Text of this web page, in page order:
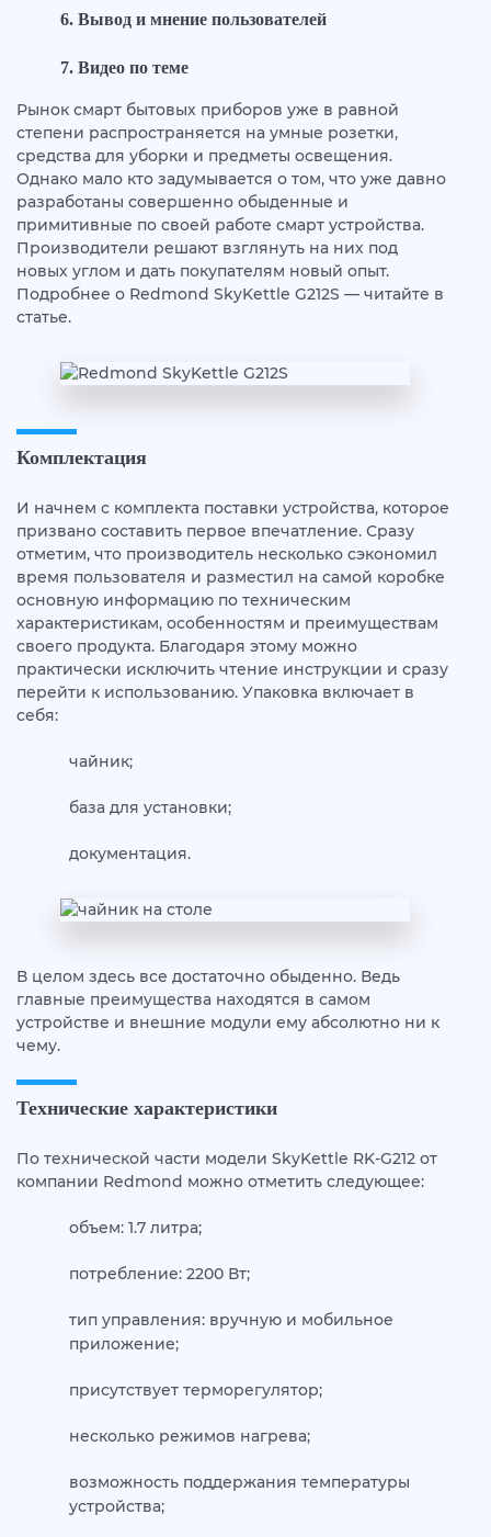
Вывод и мнение пользователей
Видео по теме
Рынок смарт бытовых приборов уже в равной
степени распространяется на умные розетки,
средства для уборки и предметы освещения.
Однако мало кто задумывается о том, что уже давно
разработаны совершенно обыденные и
примитивные по своей работе смарт устройства.
Производители решают взглянуть на них под
новых углом и дать покупателям новый опыт.
Подробнее о Redmond SkyKettle G212S — читайте в
статье.
Комплектация
И начнем с комплекта поставки устройства, которое
призвано составить первое впечатление. Сразу
отметим, что производитель несколько сэкономил
время пользователя и разместил на самой коробке
основную информацию по техническим
характеристикам, особенностям и преимуществам
своего продукта. Благодаря этому можно
практически исключить чтение инструкции и сразу
перейти к использованию. Упаковка включает в
себя:
чайник;
база для установки;
документация.
В целом здесь все достаточно обыденно. Ведь
главные преимущества находятся в самом
устройстве и внешние модули ему абсолютно ни к
чему.
Технические характеристики
По технической части модели SkyKettle RK-G212 от
компании Redmond можно отметить следующее:
объем: 1.7 литра;
потребление: 2200 Вт;
тип управления: вручную и мобильное
приложение;
присутствует терморегулятор;
несколько режимов нагрева;
возможность поддержания температуры
устройства;